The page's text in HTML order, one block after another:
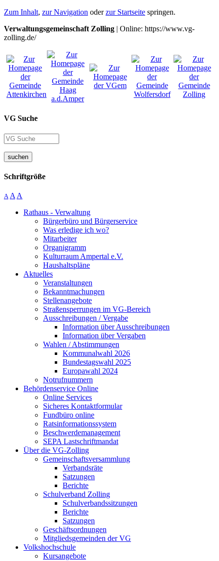
Zum Inhalt, zur Navigation oderzur Startseite springen.
Verwaltungsgemeinschaft Zolling | Online: https://www.vg-
zolling.de/
VG Suche
suchen
Schriftgröße
A A A
Rathaus - Verwaltung
Bürgerbüro und Bürgerservice
Was erledige ich wo?
Mitarbeiter
Organigramm
Kulturraum Ampertal e.V.
Haushaltspläne
Aktuelles
Veranstaltungen
Bekanntmachungen
Stellenangebote
Straßensperrungen im VG-Bereich
Ausschreibungen / Vergabe
Information über Ausschreibungen
Information über Vergaben
Wahlen / Abstimmungen
Kommunalwahl 2026
Bundestagswahl 2025
Europawahl 2024
Notrufnummern
Behördenservice Online
Online Services
Sicheres Kontaktformular
Fundbüro online
Ratsinformationssystem
Beschwerdemanagement
SEPA Lastschriftmandat
Über die VG-Zolling
Gemeinschaftsversammlung
Verbandsräte
Satzungen
Berichte
Schulverband Zolling
Schulverbandssitzungen
Berichte
Satzungen
Geschäftsordnungen
Mitgliedsgemeinden der VG
Volkshochschule
Kursangebote